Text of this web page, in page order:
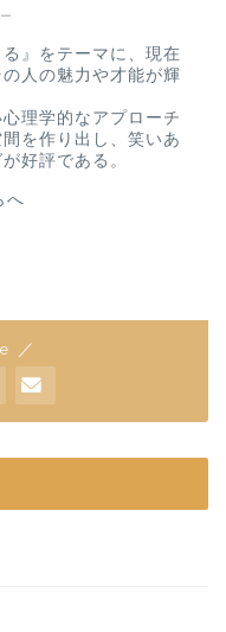
』をテーマに、現在
人の魅力や才能が輝
理学的なアプローチ
を作り出し、笑いあ
好評である。
へ
／